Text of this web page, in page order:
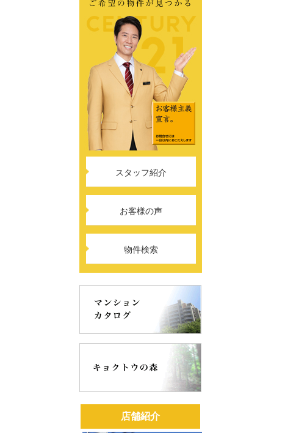
スタッフ紹介
お客様の声
物件検索
店舗紹介